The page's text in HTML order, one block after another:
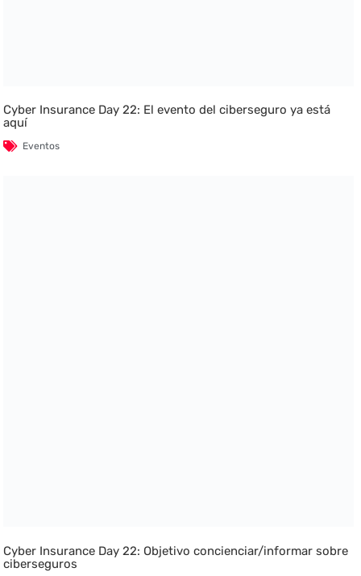
Cyber Insurance Day 22: El evento del ciberseguro ya está
aquí
Eventos
Cyber Insurance Day 22: Objetivo concienciar/informar sobre
ciberseguros